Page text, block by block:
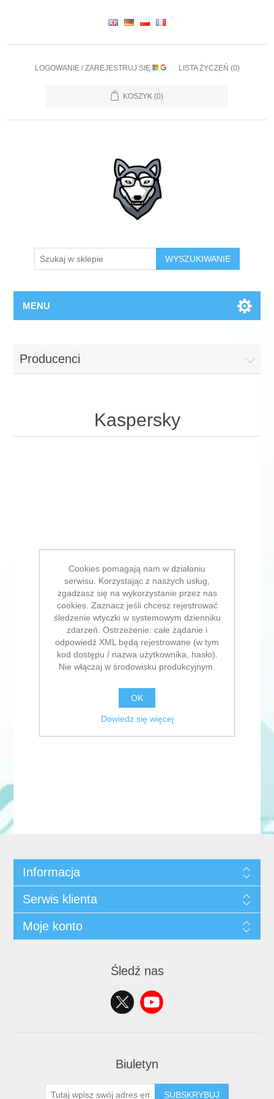
LOGOWANIE / ZAREJESTRUJ SIĘ LISTA ŻYCZEŃ (0)
KOSZYK (0)
WYSZUKIWANIE
MENU
Producenci
Kaspersky
Informacja
Serwis klienta
Moje konto
Śledź nas
Biuletyn
SUBSKRYBUJ
Cookies pomagają nam w działaniu
serwisu. Korzystając z naszych usług,
zgadzasz się na wykorzystanie przez nas
cookies. Zaznacz jeśli chcesz rejestrować
śledzenie wtyczki w systemowym dzienniku
zdarzeń. Ostrzeżenie: całe żądanie i
odpowiedź XML będą rejestrowane (w tym
kod dostępu / nazwa użytkownika, hasło).
Nie włączaj w środowisku produkcyjnym.
OK
Dowiedz się więcej